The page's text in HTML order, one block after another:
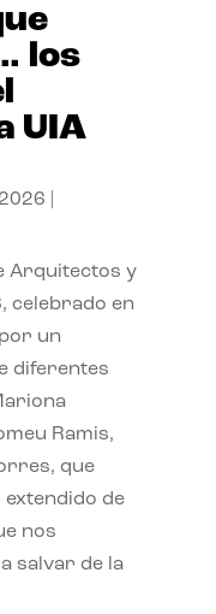
los
UIA
Arquitectos y
celebrado en
un
diferentes
Ramis,
que
de
nos
salvar de la